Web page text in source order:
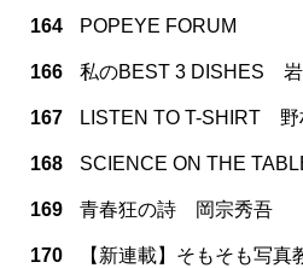
164 POPEYE FORUM
166 私のBEST 3 DISHES 岩
167 LISTEN TO T-SHIRT 野
168 SCIENCE ON THE
169 青春狂の詩 岡宗秀吾
170 【新連載】そもそも写